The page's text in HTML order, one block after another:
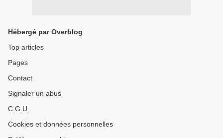
Hébergé par Overblog
Top articles
Pages
Contact
Signaler un abus
C.G.U.
Cookies et données personnelles